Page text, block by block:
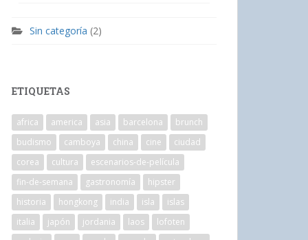
Sin categoría (2)
ETIQUETAS
africa america asia barcelona
brunch
budismo
camboya china cine
ciudad
corea
cultura
escenarios-de-película
fin-de-semana
gastronomía
hipster
historia
hongkong india isla
islas
italia
japón jordania laos
lofoten